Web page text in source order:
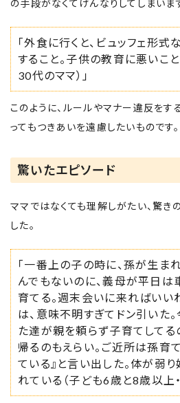
の手段がなくてげんなりしてしまいま
「外食に行くと、ビュッフェ形式
すること。子供の教育に悪いこ
30代のママ）」
このように、ルールやマナー違反をす
ってもつきあいを遠慮したいものです。
驚いたエピソード
ママではなくても理解しがたい、驚き
した。
「一番上の子の時に、孫が生ま
んでもないのに、義母が平日は
育てる。週末会いに来ればいい
は、意味不明すぎてドン引いた。
た達が親を頼らず子育てしてる
帰るのもえらい。ご近所は孫育
ている』と言い出した。体が弱
れている（子ども6歳と8歳以上・